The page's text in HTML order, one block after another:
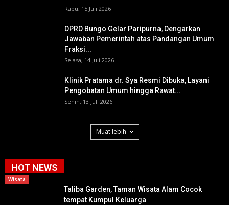
Rabu, 15 Juli 2026
DPRD Bungo Gelar Paripurna, Dengarkan
Jawaban Pemerintah atas Pandangan Umum
Fraksi...
Selasa, 14 Juli 2026
Klinik Pratama dr. Sya Resmi Dibuka, Layani
Pengobatan Umum hingga Rawat...
Senin, 13 Juli 2026
Muat lebih
HOT NEWS
Wisata
Taliba Garden, Taman Wisata Alam Cocok
tempat Kumpul Keluarga